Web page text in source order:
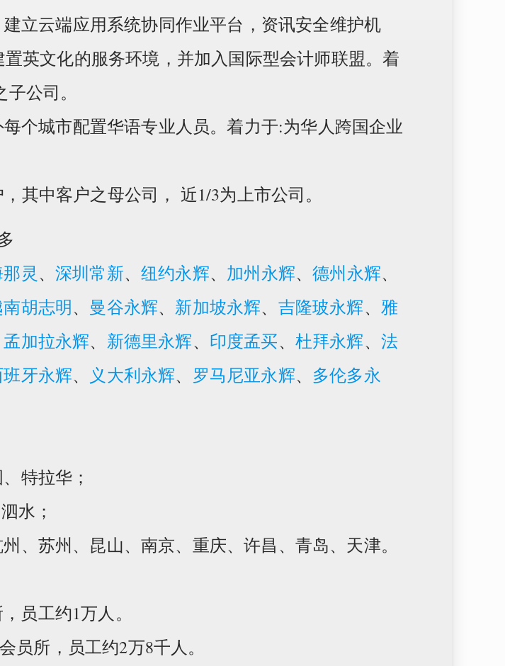
立云端应用系统协同作业平台，资讯安全维护机
英文化的服务环境，并加入国际型会计师联盟。着
公司。
个城市配置华语专业人员。着力于:为华人跨国企业
其中客户之母公司， 近1/3为上市公司。
灵、深圳常新、纽约永辉、 加州永辉、德州永辉、
胡志明、 曼谷永辉、 新加坡永辉、 吉隆玻永辉、 雅
孟加拉永辉、 新德里永辉、 印度孟买、 杜拜永辉、 法
牙永辉、 义大利永辉、 罗马尼亚永辉、 多伦多永
特拉华；
水；
、苏州、昆山、南京、重庆、许昌、青岛、天津。
员工约1万人。
所，员工约2万8千人。